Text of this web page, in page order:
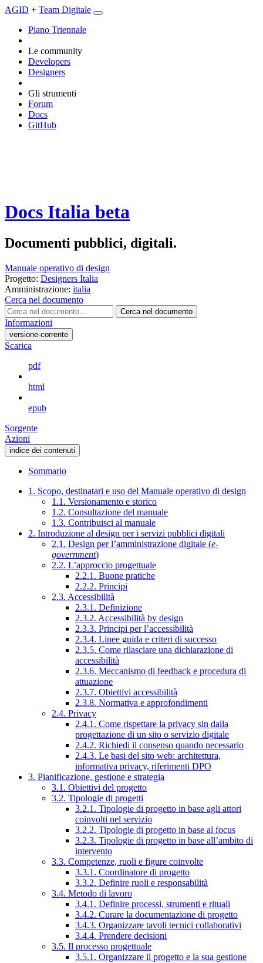
AGID + Team Digitale
Piano Triennale
Le community
Developers
Designers
Gli strumenti
Forum
Docs
GitHub
Docs Italia beta
Documenti pubblici, digitali.
Manuale operativo di design
Progetto: Designers Italia
Amministrazione: italia
Cerca nel documento
Cerca nel documento
Informazioni
versione-corrente
Scarica
pdf
html
epub
Sorgente
Azioni
indice dei contenuti
Sommario
1. Scopo, destinatari e uso del Manuale operativo di design
1.1. Versionamento e storico
1.2. Consultazione del manuale
1.3. Contribuisci al manuale
2. Introduzione al design per i servizi pubblici digitali
2.1. Design per l’amministrazione digitale (e-
government)
2.2. L’approccio progettuale
2.2.1. Buone pratiche
2.2.2. Principi
2.3. Accessibilità
2.3.1. Definizione
2.3.2. Accessibilità by design
2.3.3. Principi per l’accessibilità
2.3.4. Linee guida e criteri di successo
2.3.5. Come rilasciare una dichiarazione di
accessibilità
2.3.6. Meccanismo di feedback e procedura di
attuazione
2.3.7. Obiettivi accessibilità
2.3.8. Normativa e approfondimenti
2.4. Privacy
2.4.1. Come rispettare la privacy sin dalla
progettazione di un sito o servizio digitale
2.4.2. Richiedi il consenso quando necessario
2.4.3. Le basi del sito web: architettura,
informativa privacy, riferimenti DPO
3. Pianificazione, gestione e strategia
3.1. Obiettivi del progetto
3.2. Tipologie di progetti
3.2.1. Tipologie di progetto in base agli attori
coinvolti nel servizio
3.2.2. Tipologie di progetto in base al focus
3.2.3. Tipologie di progetto in base all’ambito di
intervento
3.3. Competenze, ruoli e figure coinvolte
3.3.1. Coordinatore di progetto
3.3.2. Definire ruoli e responsabilità
3.4. Metodo di lavoro
3.4.1. Definire processi, strumenti e rituali
3.4.2. Curare la documentazione di progetto
3.4.3. Organizzare tavoli tecnici collaborativi
3.4.4. Prendere decisioni
3.5. Il processo progettuale
3.5.1. Organizzare il progetto e la sua gestione